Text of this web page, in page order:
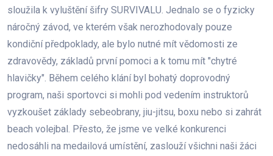
sloužila k vyluštění šifry SURVIVALU. Jednalo se o fyzicky
náročný závod, ve kterém však nerozhodovaly pouze
kondiční předpoklady, ale bylo nutné mít vědomosti ze
zdravovědy, základů první pomoci a k tomu mít "chytré
hlavičky". Během celého klání byl bohatý doprovodný
program, naši sportovci si mohli pod vedením instruktorů
vyzkoušet základy sebeobrany, jiu-jitsu, boxu nebo si zahrát
beach volejbal. Přesto, že jsme ve velké konkurenci
nedosáhli na medailová umístění, zaslouží všichni naši žáci